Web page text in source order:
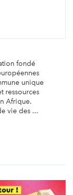
fondé
unique
ressources
Afrique.
vie des ...